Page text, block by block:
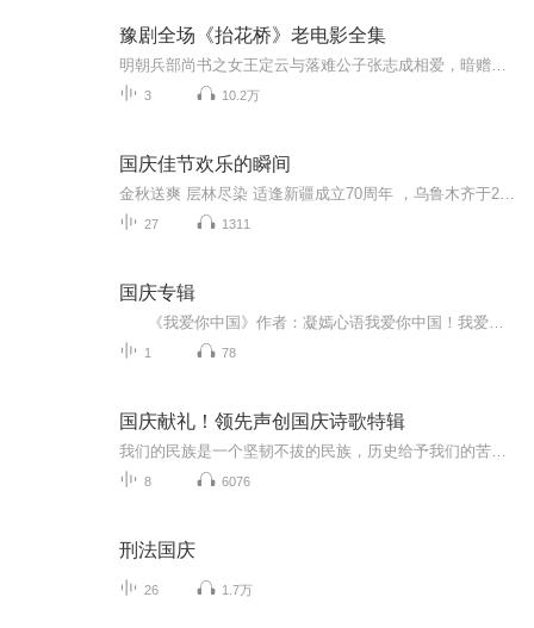
豫剧全场《抬花桥》老电影全集
3 10.2万
国庆佳节欢乐的瞬间
27 1311
国庆专辑
1 78
国庆献礼！领先声创国庆诗歌特辑
8 6076
刑法国庆
26 1.7万